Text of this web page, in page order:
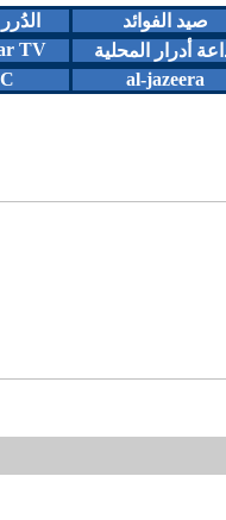
صيد الفوائد
أدرار المحلية
TV
al-jazeera